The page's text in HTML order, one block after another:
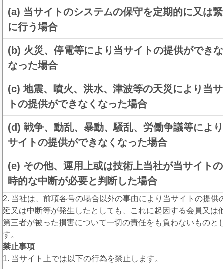
(a) 当サイトのシステムの保守を定期的に又は
に行う場合
(b) 火災、停電等により当サイトの提供ができ
なった場合
(c) 地震、噴火、洪水、津波等の天災により当
トの提供ができなくなった場合
(d) 戦争、動乱、暴動、騒乱、労働争議等によ
サイトの提供ができなくなった場合
(e) その他、運用上或は技術上当社が当サイト
時的な中断が必要と判断した場合
2. 当社は、前項各号の場合以外の事由により当サイトの提供
延又は中断等が発生したとしても、これに起因する会員又は
第三者が被った損害について一切の責任をも負わないものと
す。
禁止事項
1. 当サイト上では以下の行為を禁止します。